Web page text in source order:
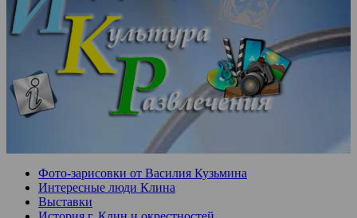
Фото-зарисовки от Василия Кузьмина
Интересные люди Клина
Выставки